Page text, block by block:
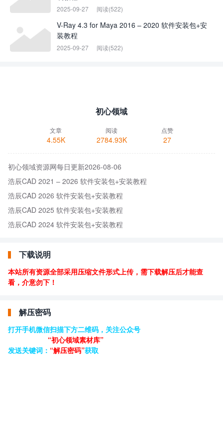
2025-09-27 阅读(522)
V-Ray 4.3 for Maya 2016 – 2020 软件安装包+安
装教程
2025-09-27 阅读(522)
初心领域
文章
4.55K
阅读
2784.93K
点赞
27
初心领域资源网每日更新2026-08-06
浩辰CAD 2021 – 2026 软件安装包+安装教程
浩辰CAD 2026 软件安装包+安装教程
浩辰CAD 2025 软件安装包+安装教程
浩辰CAD 2024 软件安装包+安装教程
下载说明
本站所有资源全部采用压缩文件形式上传，需下载解压后才能查
看，介意勿下！
解压密码
打开手机微信扫描下方二维码，关注公众号
“初心领域素材库”
发送关键词： “解压密码”获取